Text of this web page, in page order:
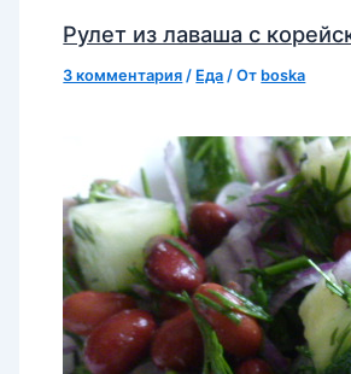
Рулет из лаваша с
3 комментария / Еда / От boska